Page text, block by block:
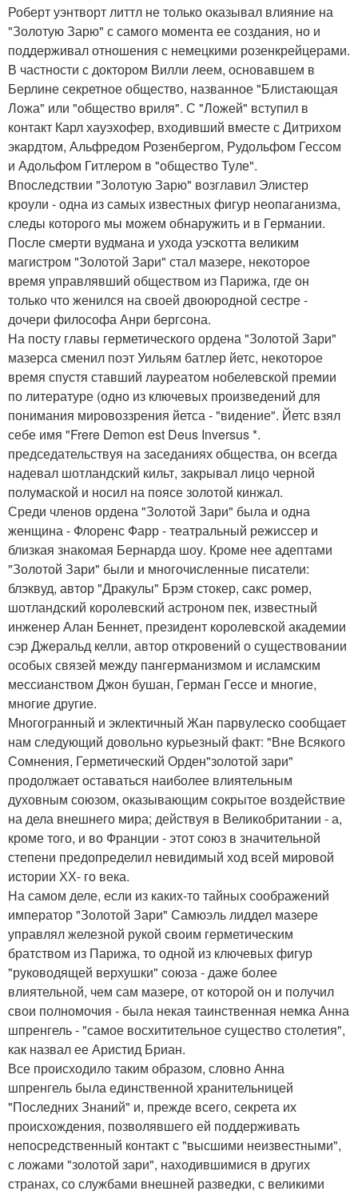
Роберт уэнтворт литтл не только оказывал влияние на
"Золотую Зарю" с самого момента ее создания, но и
поддерживал отношения с немецкими розенкрейцерами.
В частности с доктором Вилли леем, основавшем в
Берлине секретное общество, названное "Блистающая
Ложа" или "общество вриля". С "Ложей" вступил в
контакт Карл хауэхофер, входивший вместе с Дитрихом
экардтом, Альфредом Розенбергом, Рудольфом Гессом
и Адольфом Гитлером в "общество Туле".
Впоследствии "Золотую Зарю" возглавил Элистер
кроули - одна из самых известных фигур неопаганизма,
следы которого мы можем обнаружить и в Германии.
После смерти вудмана и ухода уэскотта великим
магистром "Золотой Зари" стал мазере, некоторое
время управлявший обществом из Парижа, где он
только что женился на своей двоюродной сестре -
дочери философа Анри бергсона.
На посту главы герметического ордена "Золотой Зари"
мазерса сменил поэт Уильям батлер йетс, некоторое
время спустя ставший лауреатом нобелевской премии
по литературе (одно из ключевых произведений для
понимания мировоззрения йетса - "видение". Йетс взял
себе имя "Frere Demon est Deus Inversus *.
председательствуя на заседаниях общества, он всегда
надевал шотландский кильт, закрывал лицо черной
полумаской и носил на поясе золотой кинжал.
Среди членов ордена "Золотой Зари" была и одна
женщина - Флоренс Фарр - театральный режиссер и
близкая знакомая Бернарда шоу. Кроме нее адептами
"Золотой Зари" были и многочисленные писатели:
блэквуд, автор "Дракулы" Брэм стокер, сакс ромер,
шотландский королевский астроном пек, известный
инженер Алан Беннет, президент королевской академии
сэр Джеральд келли, автор откровений о существовании
особых связей между пангерманизмом и исламским
мессианством Джон бушан, Герман Гессе и многие,
многие другие.
Многогранный и эклектичный Жан парвулеско сообщает
нам следующий довольно курьезный факт: "Вне Всякого
Сомнения, Герметический Орден"золотой зари"
продолжает оставаться наиболее влиятельным
духовным союзом, оказывающим сокрытое воздействие
на дела внешнего мира; действуя в Великобритании - а,
кроме того, и во Франции - этот союз в значительной
степени предопределил невидимый ход всей мировой
истории ХХ- го века.
На самом деле, если из каких-то тайных соображений
император "Золотой Зари" Самюэль лиддел мазере
управлял железной рукой своим герметическим
братством из Парижа, то одной из ключевых фигур
"руководящей верхушки" союза - даже более
влиятельной, чем сам мазере, от которой он и получил
свои полномочия - была некая таинственная немка Анна
шпренгель - "самое восхитительное существо столетия",
как назвал ее Аристид Бриан.
Все происходило таким образом, словно Анна
шпренгель была единственной хранительницей
"Последних Знаний" и, прежде всего, секрета их
происхождения, позволявшего ей поддерживать
непосредственный контакт с "высшими неизвестными",
с ложами "золотой зари", находившимися в других
странах, со службами внешней разведки, с великими